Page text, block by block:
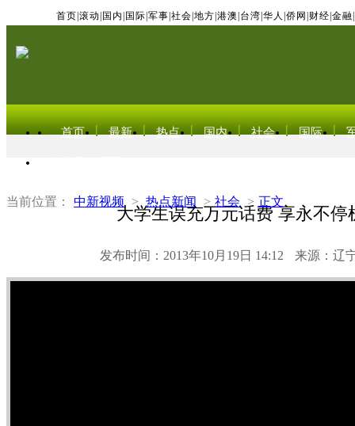
首页 滚动 国内 国际 军事 社会 地方 港澳 台湾 华人 侨网 财经 金融
首页 最新 热点 国内 社会 国际
当前位置： 中新视频 > 热点新闻 > 社会 > 正文
大学生误充万元话费 享永不停
发布时间：2013年10月19日 14:12 来源：辽